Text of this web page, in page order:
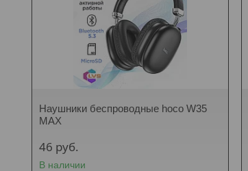
Наушники беспроводные hoco W35
MAX
46 руб.
В наличии